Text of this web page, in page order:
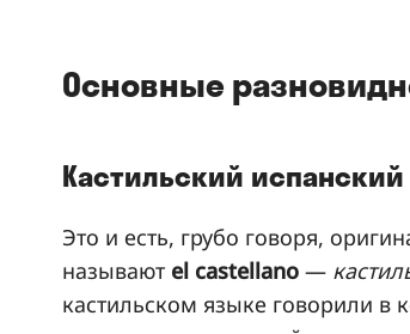
Основные
Кастильский испанский
Это и есть, грубо говоря,
называют el castellano —
кастильском языке говорили в